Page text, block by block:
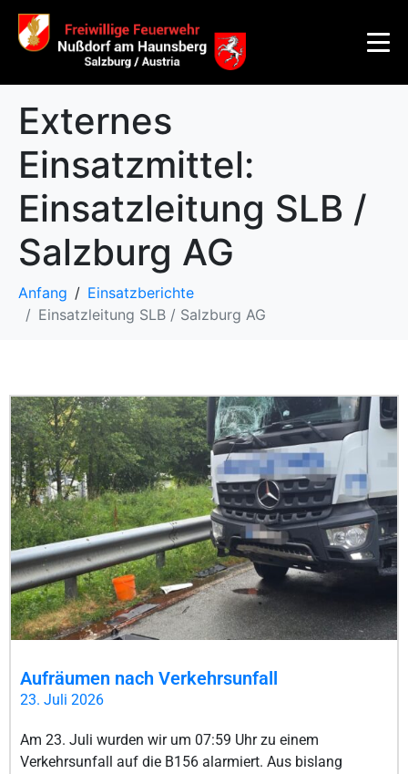
Externes
Einsatzmittel:
Einsatzleitung SLB /
Salzburg AG
Anfang
Einsatzberichte
Einsatzleitung SLB / Salzburg AG
Aufräumen nach Verkehrsunfall
23. Juli 2026
Am 23. Juli wurden wir um 07:59 Uhr zu einem
Verkehrsunfall auf die B156 alarmiert. Aus bislang